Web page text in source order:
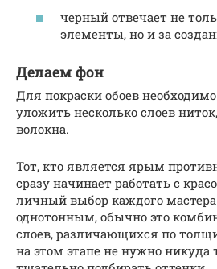
черный отвечает не
элементы, но и за
Делаем фон
Для покраски обоев
уложить несколько слоев
волокна.
Тот, кто является ярым
сразу начинает работать с
личный выбор каждого
однотонным, обычно это
слоев, различающихся по
на этом этапе не нужно никуда